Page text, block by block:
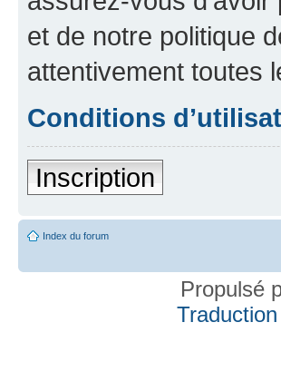
et de notre politique
attentivement toutes
Conditions
Inscription
Index du forum
Propulsé